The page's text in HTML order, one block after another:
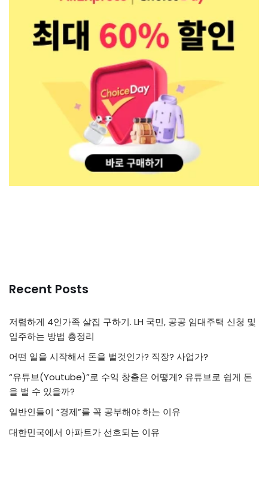
Recent Posts
저렴하게 4인가족 살집 구하기. LH 국민, 공공 임대주택 신청 및
입주하는 방법 총정리
어떤 일을 시작해서 돈을 벌것인가? 직장? 사업가?
“유튜브(Youtube)”로 수익 창출은 어떻게? 유튜브로 쉽게 돈
을 벌 수 있을까?
일반인들이 “경제”를 꼭 공부해야 하는 이유
대한민국에서 아파트가 선호되는 이유